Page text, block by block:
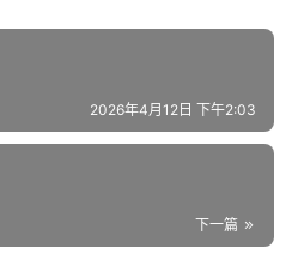
2026年4月12日 下午2:03
下一篇